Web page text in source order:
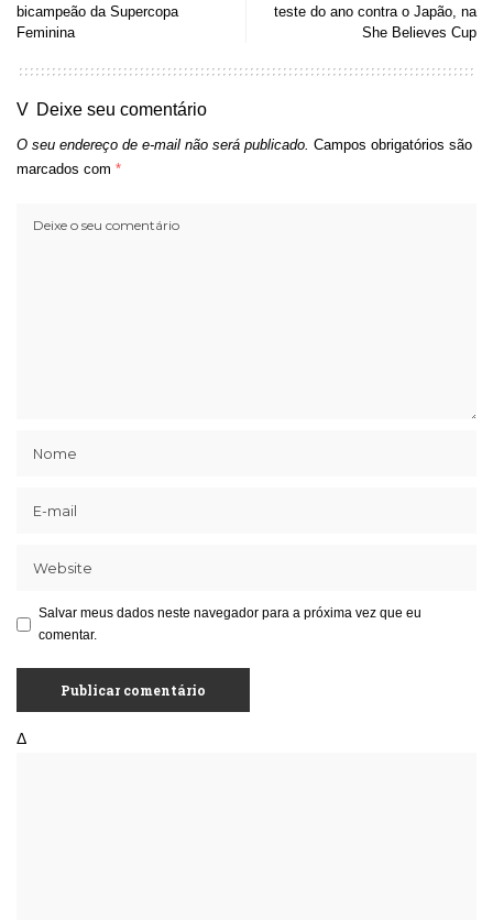
bicampeão da Supercopa
Feminina
teste do ano contra o Japão, na
She Believes Cup
Deixe seu comentário
O seu endereço de e-mail não será publicado. Campos obrigatórios são
marcados com *
Salvar meus dados neste navegador para a próxima vez que eu
comentar.
Δ